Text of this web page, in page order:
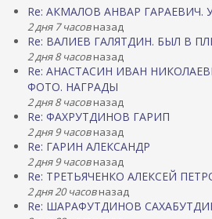
Re: АКМАЛОВ АНВАР ГАРАЕВИЧ.
2 дня 7 часовназад
Re: ВАЛИЕВ ГАЛЯТДИН. БЫЛ В
2 дня 8 часовназад
Re: АНАСТАСИН ИВАН
ФОТО. НАГРАДЫ
2 дня 8 часовназад
Re: ФАХРУТДИНОВ ГАРИП
2 дня 9 часовназад
Re: ГАРИН АЛЕКСАНДР
2 дня 9 часовназад
Re: ТРЕТЬЯЧЕНКО АЛЕКСЕЙ
2 дня 20 часовназад
Re: ШАРАФУТДИНОВ